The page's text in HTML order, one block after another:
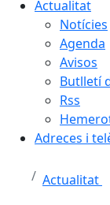
Actualitat
Notícies
Agenda
Avisos
Butlletí
Rss
Adreces i
Actualitat